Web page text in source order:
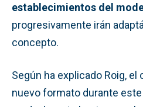
establecimientos del
progresivamente irán
concepto.
Según ha explicado Roig,
nuevo formato durante